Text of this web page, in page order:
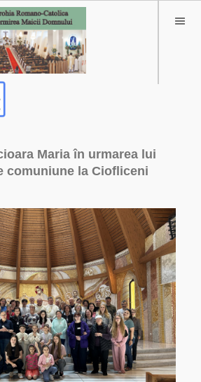
Maria în urmarea lui
comuniune la Ciofliceni